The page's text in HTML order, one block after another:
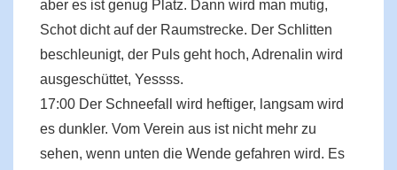
aber es ist genug Platz. Dann wird man mutig,
Schot dicht auf der Raumstrecke. Der Schlitten
beschleunigt, der Puls geht hoch, Adrenalin wird
ausgeschüttet, Yessss.
17:00 Der Schneefall wird heftiger, langsam wird
es dunkler. Vom Verein aus ist nicht mehr zu
sehen, wenn unten die Wende gefahren wird. Es